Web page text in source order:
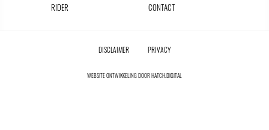
RIDER
CONTACT
DISCLAIMER PRIVACY
WEBSITE ONTWIKKELING DOORHATCH.DIGITAL